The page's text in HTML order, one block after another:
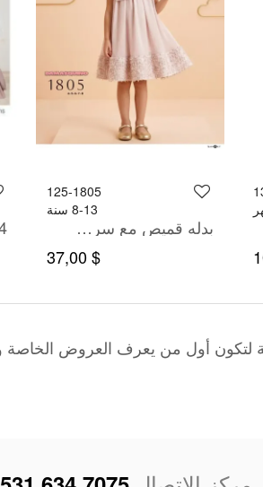
125-1805
8-13 سنة
بدله قميص مع سروال
$ 37,00
لتكون أول من يعرف العروض الخاصة